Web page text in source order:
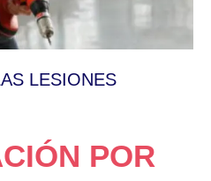
LESIONES
POR